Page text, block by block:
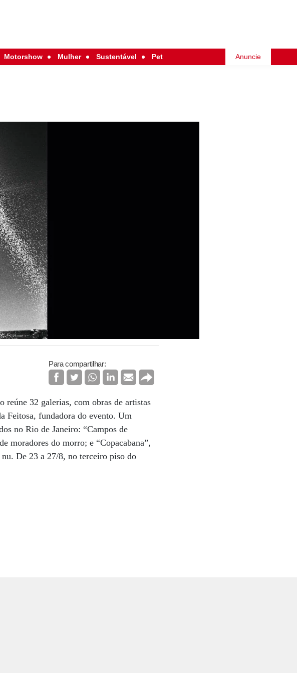
Motorshow Mulher Sustentável Pet Anuncie
Para compartilhar:
32 galerias, com obras de artistas
Feitosa, fundadora do evento. Um
no Rio de Janeiro: “Campos de
moradores do morro; e “Copacabana”,
De 23 a 27/8, no terceiro piso do